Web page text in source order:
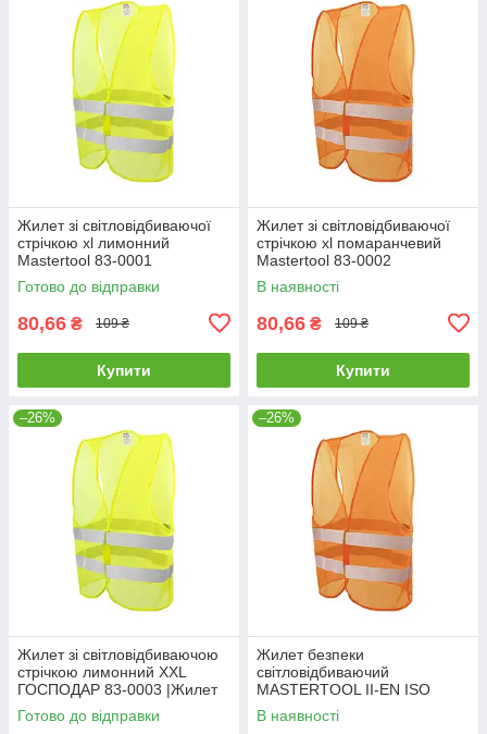
Жилет зі світловідбиваючої
стрічкою xl лимонний
Mastertool 83-0001
Готово до відправки
80,66 ₴ 109 ₴
Купити
Жилет зі світловідбиваючої
стрічкою xl помаранчевий
Mastertool 83-0002
В наявності
80,66 ₴ 109 ₴
Купити
–26%
Жилет зi свiтловідбиваючою
стрiчкою лимонний XXL
ГОСПОДАР 83-0003 |Жилет
со светоотражающей лентой
лимонный XXL ГОСПОДАР
Готово до відправки
–26%
Жилет безпеки
світловідбиваючий
MASTERTOOL II-EN ISO
13688 EN ISO 20471 XXL
помаранчевий 83-0004
В наявності